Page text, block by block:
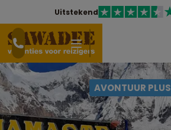
Uitstekend
AVONTUUR PLUS